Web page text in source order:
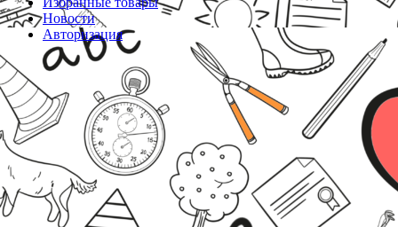
Новости
Авторизация